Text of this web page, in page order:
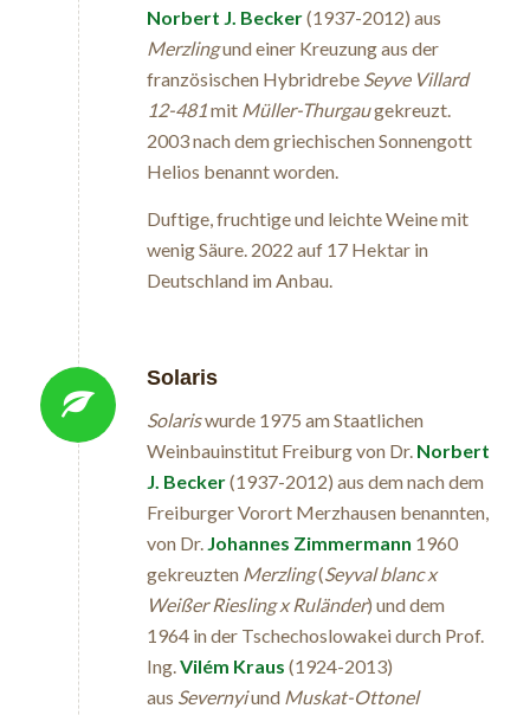
Norbert J. Becker(1937-2012) aus
Merzlingund einer Kreuzung aus der
französischen Hybridrebe Seyve Villard
12-481mit Müller-Thurgaugekreuzt.
2003 nach dem griechischen Sonnengott
Helios benannt worden.
Duftige, fruchtige und leichte Weine mit
wenig Säure. 2022 auf 17 Hektar in
Deutschland im Anbau.
Solaris
Solariswurde 1975 am Staatlichen
Weinbauinstitut Freiburg von Dr. Norbert
J. Becker(1937-2012) aus dem nach dem
Freiburger Vorort Merzhausen benannten,
von Dr. Johannes Zimmermann 1960
gekreuzten Merzling(Seyval blanc x
Weißer Riesling x Ruländer) und dem
1964 in der Tschechoslowakei durch Prof.
Ing.Vilém Kraus (1924-2013)
aus Severnyiund Muskat-Ottonel